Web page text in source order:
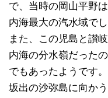
で、当時の岡山平野
内海最大の汽水域でし
また、この児島と讃
内海の分水嶺だった
でもあったようです。
坂出の沙弥島に向か